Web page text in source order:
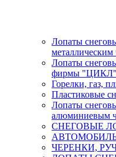
Лопаты
Лопаты
фирмы "ЦИКЛ"
Горелки, газ,
Пластиковые
Лопаты
алюминиевым
СНЕГОВЫЕ
ЧЕРЕНКИ,